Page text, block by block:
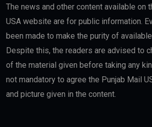
The news and other content available on
USA website are for public information.
been made to make the purity of
Despite this, the readers are advised to
of the material given before taking any
not mandatory to agree the Punjab Mail
and picture given in the content.